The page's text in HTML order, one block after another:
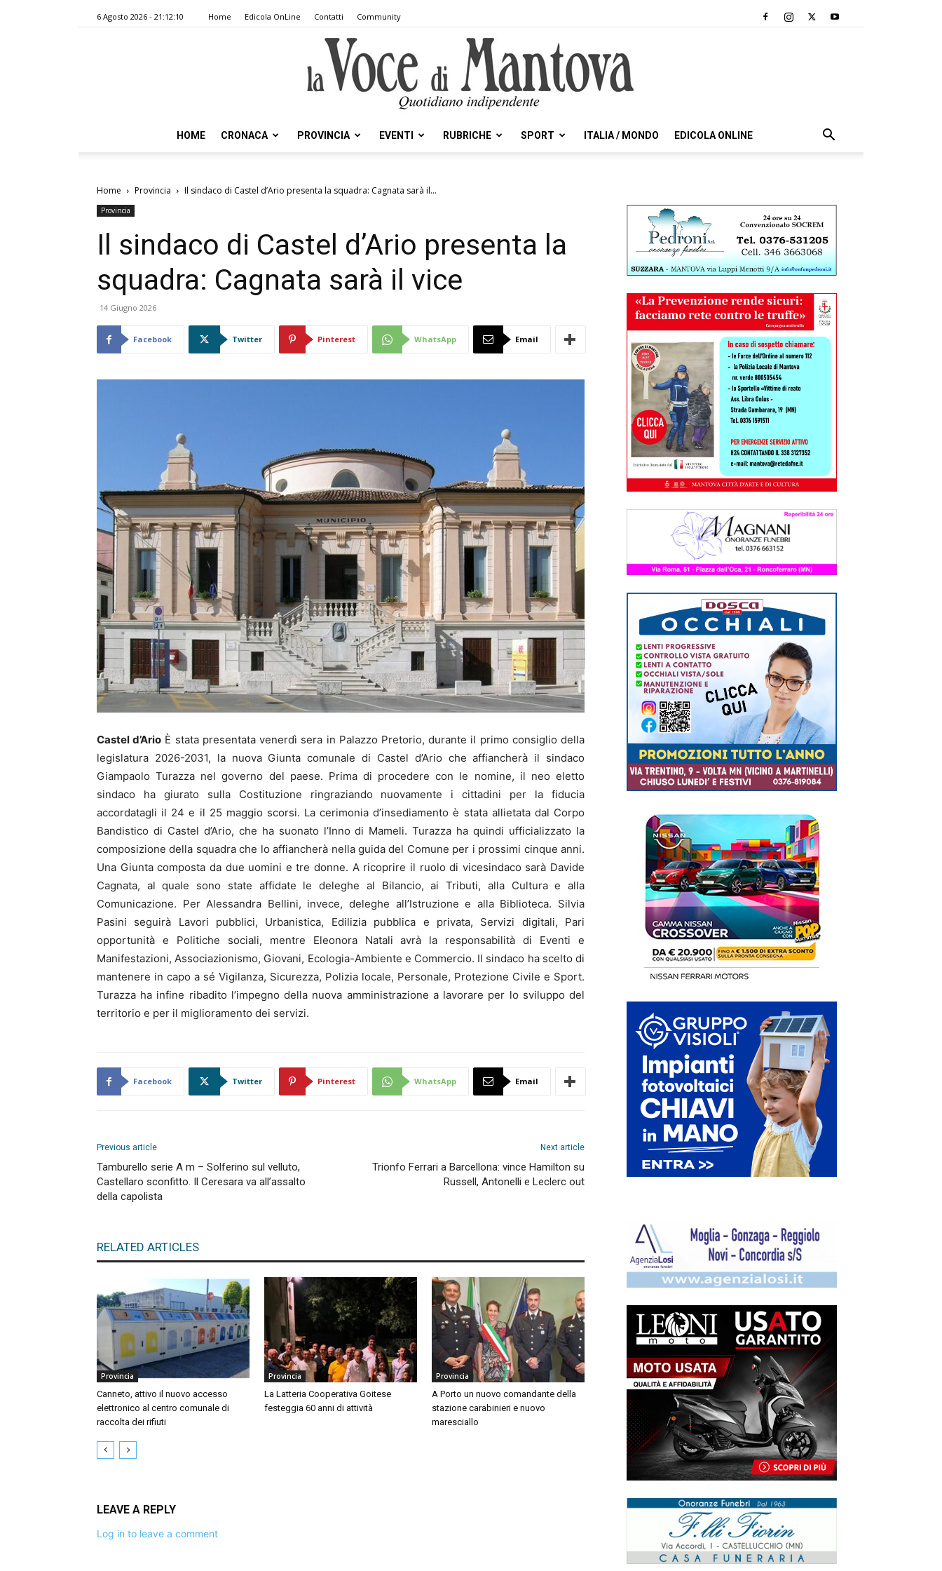
6 Agosto 2026 - 21:12:10 Home Edicola OnLine Contatti Community
Voce
Mantova
HOME CRONACA PROVINCIA EVENTI RUBRICHE SPORT ITALIA / MONDO EDICOLA ONLINE
Home Provincia Il sindaco di Castel d’Ario presenta la squadra: Cagnata sarà il...
Provincia
Il sindaco di Castel d’Ario presenta la
squadra: Cagnata sarà il vice
14 Giugno 2026
Facebook Twitter Pinterest WhatsApp Email
Castel d’Ario È stata presentata venerdì sera in Palazzo Pretorio, durante il primo consiglio della
legislatura 2026-2031, la nuova Giunta comunale di Castel d’Ario che affiancherà il sindaco
Giampaolo Turazza nel governo del paese. Prima di procedere con le nomine, il neo eletto
sindaco ha giurato sulla Costituzione ringraziando nuovamente i cittadini per la fiducia
accordatagli il 24 e il 25 maggio scorsi. La cerimonia d’insediamento è stata allietata dal Corpo
Bandistico di Castel d’Ario, che ha suonato l’Inno di Mameli. Turazza ha quindi ufficializzato la
composizione della squadra che lo affiancherà nella guida del Comune per i prossimi cinque anni.
Una Giunta composta da due uomini e tre donne. A ricoprire il ruolo di vicesindaco sarà Davide
Cagnata, al quale sono state affidate le deleghe al Bilancio, ai Tributi, alla Cultura e alla
Comunicazione. Per Alessandra Bellini, invece, deleghe all’Istruzione e alla Biblioteca. Silvia
Pasini seguirà Lavori pubblici, Urbanistica, Edilizia pubblica e privata, Servizi digitali, Pari
opportunità e Politiche sociali, mentre Eleonora Natali avrà la responsabilità di Eventi e
Manifestazioni, Associazionismo, Giovani, Ecologia-Ambiente e Commercio. Il sindaco ha scelto di
mantenere in capo a sé Vigilanza, Sicurezza, Polizia locale, Personale, Protezione Civile e Sport.
Turazza ha infine ribadito l’impegno della nuova amministrazione a lavorare per lo sviluppo del
territorio e per il miglioramento dei servizi.
Facebook Twitter Pinterest WhatsApp Email
Previous article
Tamburello serie A m – Solferino sul velluto,
Castellaro sconfitto. Il Ceresara va all’assalto
della capolista
Next article
Trionfo Ferrari a Barcellona: vince Hamilton su
Russell, Antonelli e Leclerc out
RELATED ARTICLES
Provincia
Canneto, attivo il nuovo accesso
elettronico al centro comunale di
raccolta dei rifiuti
Provincia
La Latteria Cooperativa Goitese
festeggia 60 anni di attività
Provincia
A Porto un nuovo comandante della
stazione carabinieri e nuovo
maresciallo
LEAVE A REPLY
Log in to leave a comment